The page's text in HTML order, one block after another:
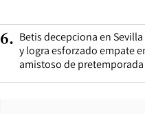
6. Betis decepciona en
y logra esforzado empate
amistoso de pretemporada